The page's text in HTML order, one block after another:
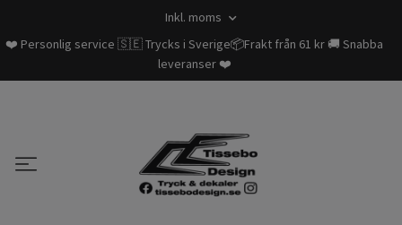
Inkl. moms
❤️ Personlig service 🇸🇪 Trycks i Sverige📦Frakt från 61 kr 🚚 Snabba
leveranser ❤️